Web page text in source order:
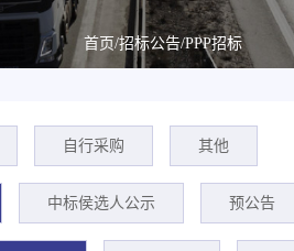
首页/招标公告/PPP招标
自行采购 其他
中标侯选人公示 预公告